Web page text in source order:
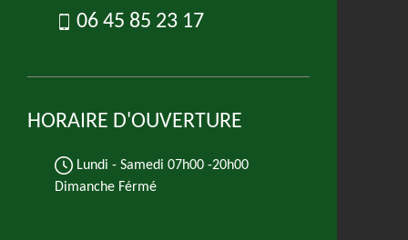
06 45 85 23 17
HORAIRE D'OUVERTURE
Lundi - Samedi 07h00 -20h00
Dimanche Férmé